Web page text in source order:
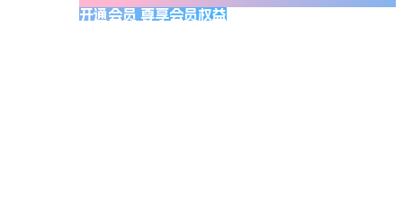
开通会员 尊享会员权益